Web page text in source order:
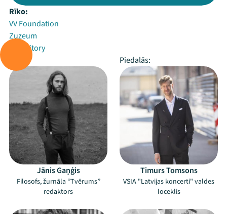
Rīko:
VV Foundation
Zuzeum
Arterritory
Piedalās:
Jānis Gaņģis
Filosofs, žurnāla ‘’Tvērums’’
redaktors
Timurs Tomsons
VSIA "Latvijas koncerti" valdes
loceklis